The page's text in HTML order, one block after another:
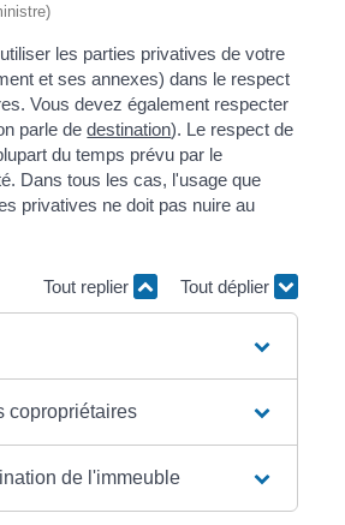
les parties privatives de votre
et ses annexes) dans le respect
Vous devez également respecter
parle dedestination). Le respect de
du temps prévu par le
Dans tous les cas, l'usage que
privatives ne doit pas nuire au
Tout replier Tout déplier
copropriétaires
de l'immeuble